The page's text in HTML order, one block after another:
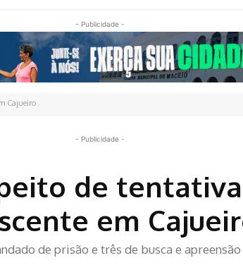
- Publicidade -
Cajueiro
- Publicidade -
de
em
de prisão e três de busca e apreensão